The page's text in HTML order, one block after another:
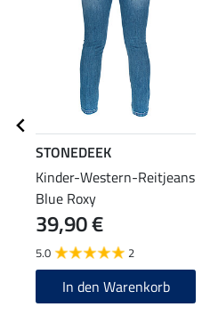
STONEDEEK
Kinder-Western-Reitjeans
Blue Roxy
39,90 €
5.0 2
In den Warenkorb